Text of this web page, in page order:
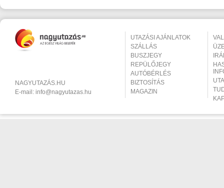
NAGYUTAZÁS.HU
E-mail: info@nagyutazas.hu
UTAZÁSI AJÁNLATOK
SZÁLLÁS
BUSZJEGY
REPÜLŐJEGY
AUTÓBÉRLÉS
BIZTOSÍTÁS
MAGAZIN